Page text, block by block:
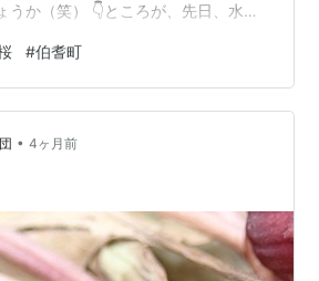
うか（笑） 👇ところが、先日、水や
農業用水路）に囲まれた、伯耆町の
大な庭園の、標高約千五百ミリの巨
を発見！ 👇年取るとロッククライミ
もしたらいけなので、上空からドロ
ることに・・（爆） ☝️何と、二輪咲
#伯耆町
• 4ヶ月前